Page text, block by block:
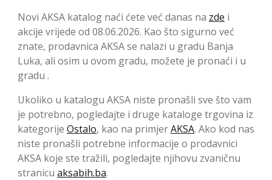
Novi AKSA katalog naći ćete već danas na zde i
akcije vrijede od 08.06.2026. Kao što sigurno već
znate, prodavnica AKSA se nalazi u gradu Banja
Luka, ali osim u ovom gradu, možete je pronaći i u
gradu .
Ukoliko u katalogu AKSA niste pronašli sve što vam
je potrebno, pogledajte i druge kataloge trgovina iz
kategorije Ostalo, kao na primjerAKSA. Ako kod nas
niste pronašli potrebne informacije o prodavnici
AKSA koje ste tražili, pogledajte njihovu zvaničnu
stranicu aksabih.ba.